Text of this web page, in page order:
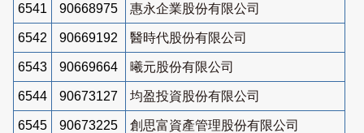
6541 90668975 惠永企業股份有限公司
6542 90669192 醫時代股份有限公司
6543 90669664 曦元股份有限公司
6544 90673127 均盈投資股份有限公司
6545 90673225 創思富資產管理股份有限公司